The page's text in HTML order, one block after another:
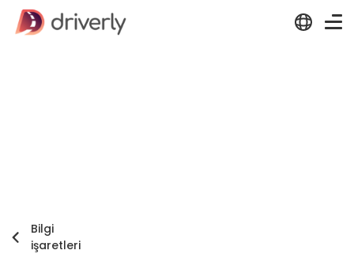
Bilgi
işaretleri